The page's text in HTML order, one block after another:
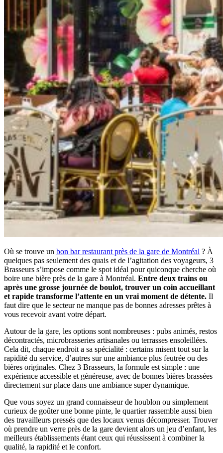
Où se trouve un bon bar restaurant près de la gare de Montréal ? À
quelques pas seulement des quais et de l’agitation des voyageurs, 3
Brasseurs s’impose comme le spot idéal pour quiconque cherche où
boire une bière près de la gare à Montréal. Entre deux trains ou
après une grosse journée de boulot, trouver un coin accueillant
et rapide transforme l’attente en un vrai moment de détente. Il
faut dire que le secteur ne manque pas de bonnes adresses prêtes à
vous recevoir avant votre départ.
Autour de la gare, les options sont nombreuses : pubs animés, restos
décontractés, microbrasseries artisanales ou terrasses ensoleillées.
Cela dit, chaque endroit a sa spécialité : certains misent tout sur la
rapidité du service, d’autres sur une ambiance plus feutrée ou des
bières originales. Chez 3 Brasseurs, la formule est simple : une
expérience accessible et généreuse, avec de bonnes bières brassées
directement sur place dans une ambiance super dynamique.
Que vous soyez un grand connaisseur de houblon ou simplement
curieux de goûter une bonne pinte, le quartier rassemble aussi bien
des travailleurs pressés que des locaux venus décompresser. Trouver
où prendre un verre près de la gare devient alors un jeu d’enfant, les
meilleurs établissements étant ceux qui réussissent à combiner la
qualité, la rapidité et le confort.